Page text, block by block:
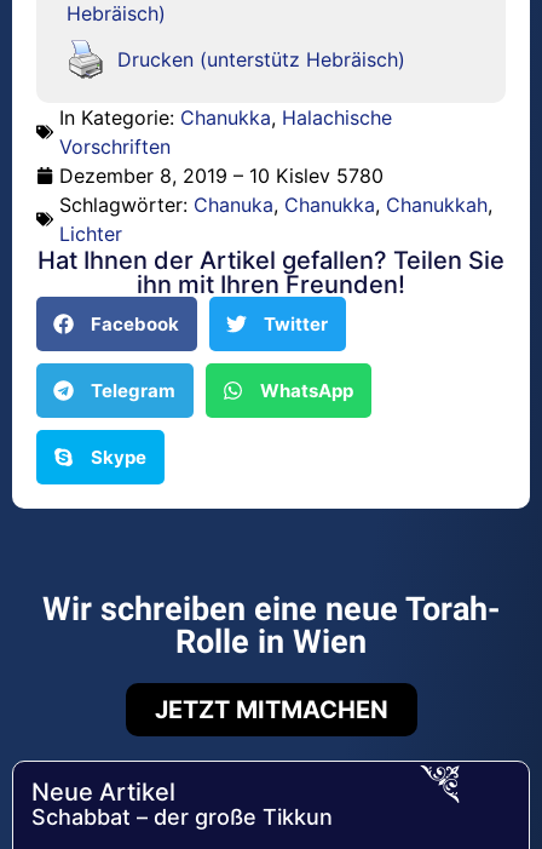
Hebräisch)
Drucken (unterstütz Hebräisch)
In Kategorie: Chanukka, Halachische
Vorschriften
Dezember 8, 2019 – 10 Kislev 5780
Schlagwörter: Chanuka, Chanukka, Chanukkah,
Lichter
Hat Ihnen der Artikel gefallen? Teilen Sie
ihn mit Ihren Freunden!
Facebook Twitter
Telegram WhatsApp
Skype
Wir schreiben eine neue Torah-
Rolle in Wien
JETZT MITMACHEN
Neue Artikel
Schabbat – der große Tikkun